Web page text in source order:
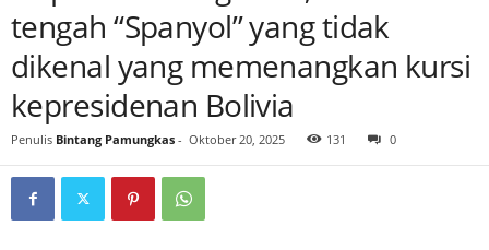
tengah “Spanyol” yang tidak
dikenal yang memenangkan kursi
kepresidenan Bolivia
Penulis Bintang Pamungkas - Oktober 20, 2025 131 0